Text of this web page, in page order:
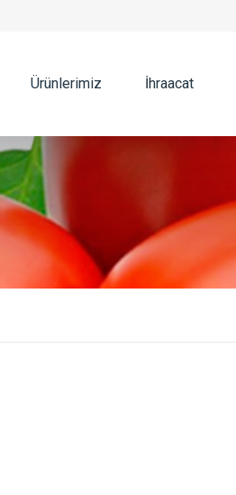
Ürünlerimiz İhraacat